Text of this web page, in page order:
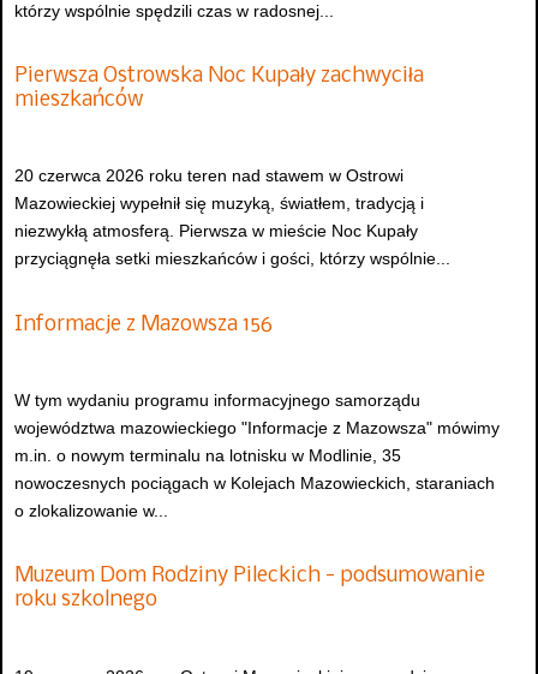
którzy wspólnie spędzili czas w radosnej...
Pierwsza Ostrowska Noc Kupały zachwyciła
mieszkańców
20 czerwca 2026 roku teren nad stawem w Ostrowi
Mazowieckiej wypełnił się muzyką, światłem, tradycją i
niezwykłą atmosferą. Pierwsza w mieście Noc Kupały
przyciągnęła setki mieszkańców i gości, którzy wspólnie...
Informacje z Mazowsza 156
W tym wydaniu programu informacyjnego samorządu
województwa mazowieckiego "Informacje z Mazowsza" mówimy
m.in. o nowym terminalu na lotnisku w Modlinie, 35
nowoczesnych pociągach w Kolejach Mazowieckich, staraniach
o zlokalizowanie w...
Muzeum Dom Rodziny Pileckich - podsumowanie
roku szkolnego